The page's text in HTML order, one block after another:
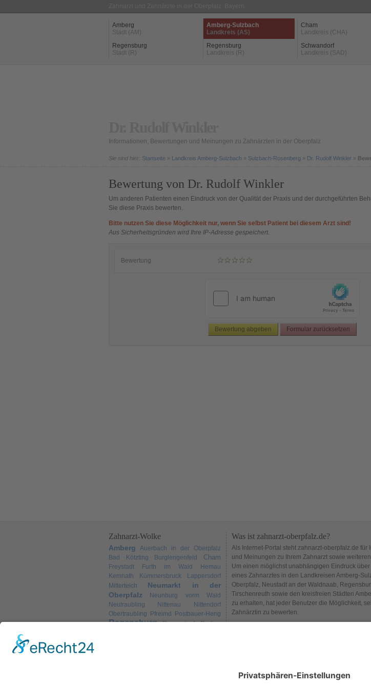
Amberg
Stadt (AM)
Amberg-Sulzbach
Landkreis (AS)
Cham
Landkreis (CHA)
Regensburg
Stadt (R)
Regensburg
Landkreis (R)
Schwandorf
Landkreis (SAD)
Informationen, Bewertungen und Meinungen zu Zahnärzten in der Oberpfalz
Sie sind hier: Startseite » Landkreis Amberg-Sulzbach » Sulzbach-Rosenberg » Dr. Rudolf Winkler »
Bewertung von Dr. Rudolf Winkler
Um anderen Patienten einen Eindruck von der Qualität der Praxis und der durchgeführten
Sie diese Praxis bewerten.
Bitte nutzen Sie diese Möglichkeit nur, wenn Sie selbst Patient bei diesem Arzt sind!
Aus Sicherheitsgründen wird Ihre IP-Adresse gespeichert.
Bewertung
Zahnarzt-Wolke
Amberg
Auerbach in der Oberpfalz
Bad Kötzting
Burglengenfeld Cham
Freystadt Furth im Wald
Hemau
Kemnath
Kümmersbruck
Lappersdorf
Mitterteich
Neumarkt in der
Oberpfalz
Neunburg vorm Wald
Neutraubling
Nittenau
Nittendorf
Obertraubling
Pfreimd Postbauer-Heng
Regensburg Regenstauf Roding
Was ist zahnarzt-oberpfalz.de?
Als Internet-Portal steht zahnarzt-oberpfalz.de für
und Meinungen zu Ihrem Zahnarzt sowie
Um einen möglichst unabhängigen Eindruck
eines Zahnarztes in den Landkreisen Amberg-
Oberpfalz, Neustadt an der Waldnaab,
Tirschenreuth sowie den kreisfreien Städten
zu erhalten, hat jeder Benutzer die Möglichkeit,
Zahnärztin zu bewerten.